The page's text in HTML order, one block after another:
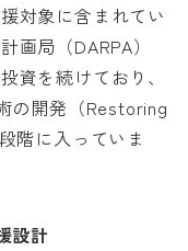
対象に含まれてい
画局（DARPA）
資を続けており、
の開発（Restoring
階に入っていま
設計